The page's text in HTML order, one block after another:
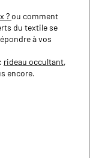
?ou comment
du textile se
à vos
: rideau occultant,
encore.